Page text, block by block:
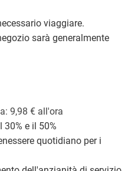
viaggiare.
sarà generalmente
9,98 € all'ora
e il 50%
quotidiano per i